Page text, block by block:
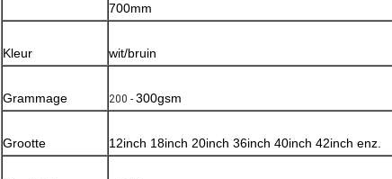
700mm
Kleur wit/bruin
Grammage 200 - 300gsm
Grootte 12inch 18inch 20inch 36inch 40inch 42inch enz.